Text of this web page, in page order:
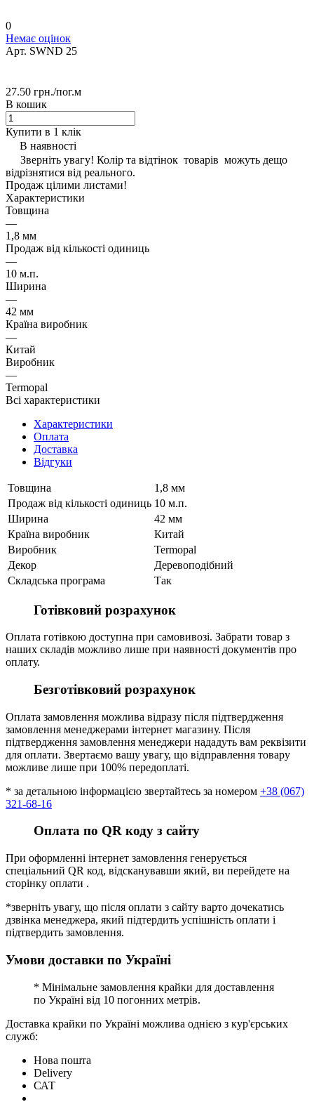
0
Немає оцінок
Арт. SWND 25
27.50 грн./пог.м
В кошик
Купити в 1 клік
В наявності
Зверніть увагу! Колір та відтінок товарів можуть дещо
відрізнятися від реального.
Продаж цілими листами!
Характеристики
Товщина
—
1,8 мм
Продаж від кількості одиниць
—
10 м.п.
Ширина
—
42 мм
Країна виробник
—
Китай
Виробник
—
Termopal
Всі характеристики
Характеристики
Оплата
Доставка
Відгуки
Товщина
1,8 мм
Продаж від кількості одиниць 10 м.п.
Ширина
42 мм
Країна виробник
Китай
Виробник
Termopal
Декор
Деревоподібний
Складська програма
Так
Готівковий розрахунок
Оплата готівкою доступна при самовивозі. Забрати товар з
наших складів можливо лише при наявності документів про
оплату.
Безготівковий розрахунок
Оплата замовлення можлива відразу після підтвердження
замовлення менеджерами інтернет магазину. Після
підтвердження замовлення менеджери нададуть вам реквізити
для оплати. Звертаємо вашу увагу, що відправлення товару
можливе лише при 100% передоплаті.
* за детальною інформацією звертайтесь за номером +38 (067)
321-68-16
Оплата по QR коду з сайту
При оформленні інтернет замовлення генерується
спеціальний QR код, відсканувавши який, ви перейдете на
сторінку оплати .
*зверніть увагу, що після оплати з сайту варто дочекатись
дзвінка менеджера, який підтердить успішність оплати і
підтвердить замовлення.
Умови доставки по Україні
* Мінімальне замовлення крайки для доставлення
по Україні від 10 погонних метрів.
Доставка крайки по Україні можлива однією з кур'єрських
служб:
Нова пошта
Delivery
САТ